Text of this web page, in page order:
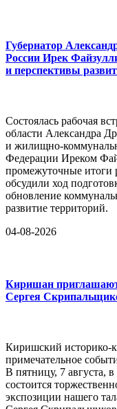
Губернатор
России Ирек
и перспективы
Состоялась рабочая
области Александра
и жилищно-
Федерации Иреком
промежуточные итоги
обсудили ход
обновление
развитие территорий.
04-08-2026
Киришан
Сергея
Киришский историко-
примечательное
В пятницу, 7 августа,
состоится
экспозиции нашего